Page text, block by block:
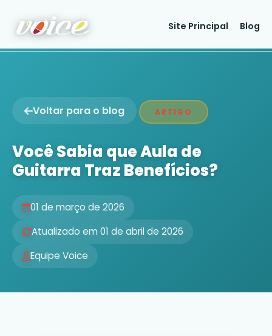
Site Principal Blog
Voltar para o blog ARTIGO
Você Sabia que Aula de
Guitarra Traz Benefícios?
01 de março de 2026
Atualizado em 01 de abril de 2026
Equipe Voice